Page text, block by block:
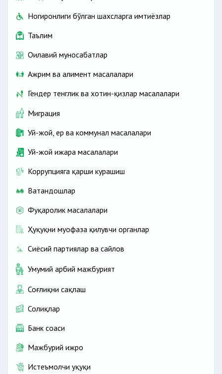
Ногиронлиги бўлган шахсларга имтиёзлар
Таълим
Оилавий муносабатлар
Ажрим ва алимент масалалари
Гендер тенглик ва хотин-қизлар масалалари
Миграция
Уй-жой, ер ва коммунал масалалари
Уй-жой ижара масалалари
Коррупцияга қарши курашиш
Ватандошлар
Фуқаролик масалалари
Ҳуқуқни муҳофаза қилувчи органлар
Сиёсий партиялар ва сайлов
Умумий ҳарбий мажбурият
Соғлиқни сақлаш
Солиқлар
Банк соҳаси
Мажбурий ижро
Истеъмолчи ҳуқуқи